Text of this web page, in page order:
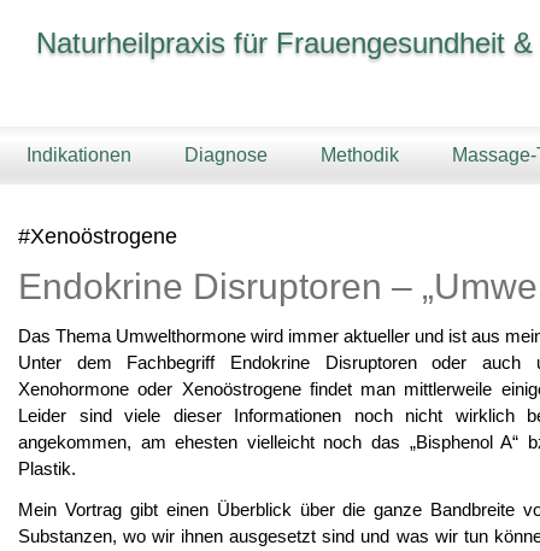
Naturheilpraxis für Frauengesundheit
Indikationen Diagnose Methodik
#Xenoöstrogene
Endokrine Disruptoren –
Das Thema Umwelthormone wird immer aktueller und ist aus
Unter dem Fachbegriff Endokrine Disruptoren oder auch
Xenohormone oder Xenoöstrogene findet man mittlerweile
Leider sind viele dieser Informationen noch nicht wirklich
angekommen, am ehesten vielleicht noch das „Bisphenol A“
Plastik.
Mein Vortrag gibt einen Überblick über die ganze Bandbreite
Substanzen, wo wir ihnen ausgesetzt sind und was wir tun